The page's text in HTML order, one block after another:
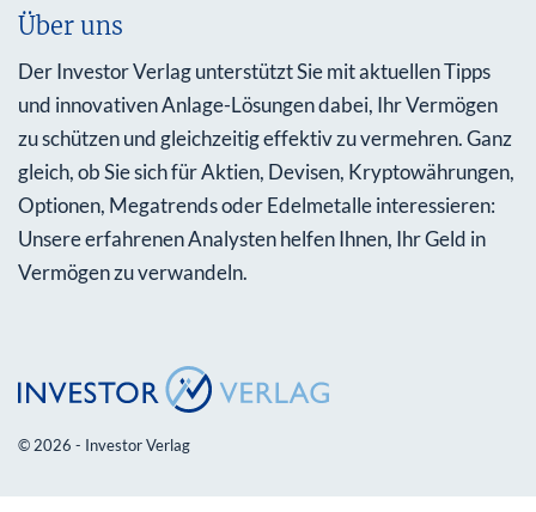
Über uns
Der Investor Verlag unterstützt Sie mit aktuellen Tipps
und innovativen Anlage-Lösungen dabei, Ihr Vermögen
zu schützen und gleichzeitig effektiv zu vermehren. Ganz
gleich, ob Sie sich für Aktien, Devisen, Kryptowährungen,
Optionen, Megatrends oder Edelmetalle interessieren:
Unsere erfahrenen Analysten helfen Ihnen, Ihr Geld in
Vermögen zu verwandeln.
© 2026 - Investor Verlag